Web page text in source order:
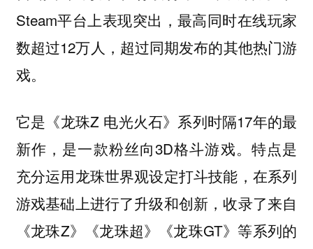
Steam平台上表现突出，最高同时在线玩家
数超过12万人，超过同期发布的其他热门游
戏。
它是《龙珠Z 电光火石》系列时隔17年的最
新作，是一款粉丝向3D格斗游戏。特点是
充分运用龙珠世界观设定打斗技能，在系列
游戏基础上进行了升级和创新，收录了来自
《龙珠Z》《龙珠超》《龙珠GT》等系列的